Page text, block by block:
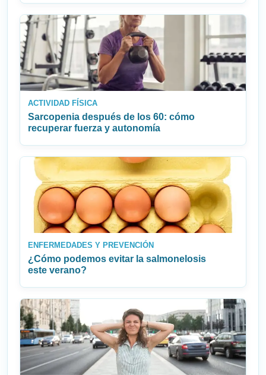
ACTIVIDAD FÍSICA
Sarcopenia después de los 60: cómo
recuperar fuerza y autonomía
ENFERMEDADES Y PREVENCIÓN
¿Cómo podemos evitar la salmonelosis
este verano?